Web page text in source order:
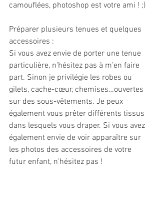
camouflées, photoshop est votre ami ! ;)
Préparer plusieurs tenues et quelques
accessoires :
Si vous avez envie de porter une tenue
particulière, n’hésitez pas à m’en faire
part. Sinon je privilégie les robes ou
gilets, cache-cœur, chemises…ouvertes
sur des sous-vêtements. Je peux
également vous prêter différents tissus
dans lesquels vous draper. Si vous avez
également envie de voir apparaître sur
les photos des accessoires de votre
futur enfant, n’hésitez pas !